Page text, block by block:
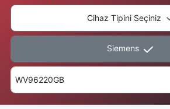
Cihaz Tipini Seçiniz
Siemens